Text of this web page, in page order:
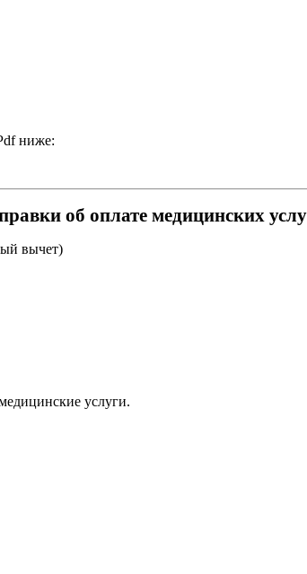
ниже:
об оплате медицинских
вычет)
услуги.